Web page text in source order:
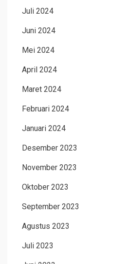
Juli 2024
Juni 2024
Mei 2024
April 2024
Maret 2024
Februari 2024
Januari 2024
Desember 2023
November 2023
Oktober 2023
September 2023
Agustus 2023
Juli 2023